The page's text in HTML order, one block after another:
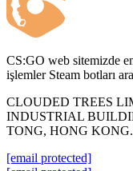
CS:GO web sitemizde
işlemler Steam botları
CLOUDED TREES
INDUSTRIAL
TONG, HONG KONG.
[email protected]